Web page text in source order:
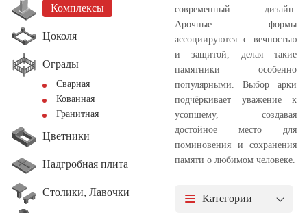
Комплексы
Цоколя
Ограды
Сварная
Кованная
Гранитная
Цветники
Надгробная плита
Столики, Лавочки
современный дизайн.
Арочные формы
ассоциируются с вечностью
и защитой, делая такие
памятники особенно
популярными. Выбор арки
подчёркивает уважение к
усопшему, создавая
достойное место для
поминовения и сохранения
памяти о любимом человеке.
Категории